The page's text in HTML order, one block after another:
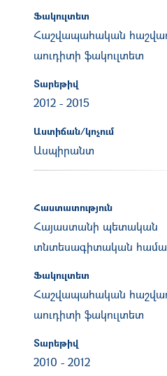
Ֆակուլտետ
Հաշվապահական
աուդիտի ֆակուլտետ
Տարեթիվ
2012 - 2015
Աստիճան/կոչում
Ասպիրանտ
Հաստատություն
Հայաստանի պետական
տնտեսագիտական
Ֆակուլտետ
Հաշվապահական
աուդիտի ֆակուլտետ
Տարեթիվ
2010 - 2012